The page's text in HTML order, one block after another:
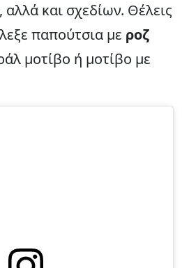
και σχεδίων. Θέλεις
παπούτσια με ροζ
μοτίβο ή μοτίβο με